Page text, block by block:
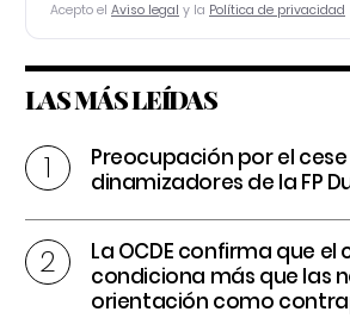
Acepto el Aviso legal y la Política de privacidad
LAS MÁS LEÍDAS
Preocupación por el cese
dinamizadores de la FP
La OCDE confirma que
condiciona más que las
orientación como